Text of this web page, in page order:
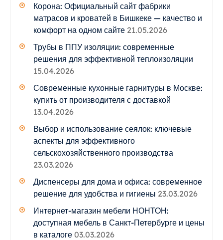
Корона: Официальный сайт фабрики
матрасов и кроватей в Бишкеке — качество и
комфорт на одном сайте 21.05.2026
Трубы в ППУ изоляции: современные
решения для эффективной теплоизоляции
15.04.2026
Современные кухонные гарнитуры в Москве:
купить от производителя с доставкой
13.04.2026
Выбор и использование сеялок: ключевые
аспекты для эффективного
сельскохозяйственного производства
23.03.2026
Диспенсеры для дома и офиса: современное
решение для удобства и гигиены 23.03.2026
Интернет-магазин мебели НОНТОН:
доступная мебель в Санкт-Петербурге и цены
в каталоге 03.03.2026